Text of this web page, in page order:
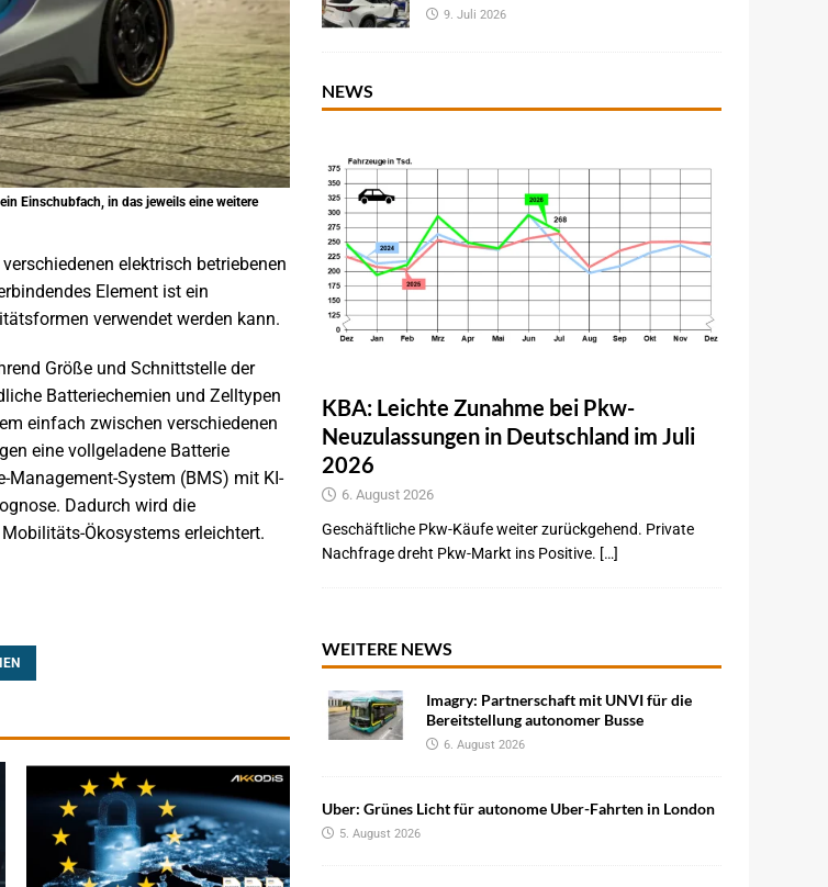
Einschubfach, in das jeweils eine weitere
elektrisch betriebenen
Element ist ein
verwendet werden kann.
Größe und Schnittstelle der
Batteriechemien und Zelltypen
einfach zwischen verschiedenen
eine vollgeladene Batterie
Management-System (BMS) mit KI-
Dadurch wird die
Ökosystems erleichtert.
9. Juli 2026
NEWS
KBA: Leichte Zunahme bei Pkw-
Neuzulassungen in Deutschland im Juli
2026
6. August 2026
Geschäftliche Pkw-Käufe weiter zurückgehend. Private
Nachfrage dreht Pkw-Markt ins Positive. […]
WEITERE NEWS
Imagry: Partnerschaft mit UNVI für die
Bereitstellung autonomer Busse
6. August 2026
Uber: Grünes Licht für autonome Uber-Fahrten in London
5. August 2026